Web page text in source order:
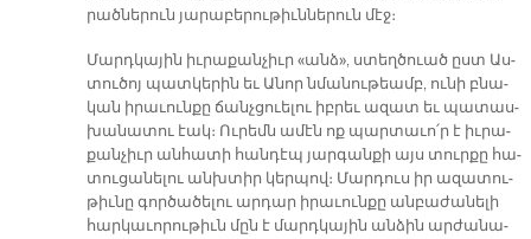
րած­նե­րուն յա­րա­բե­րու­թիւն­նե­րուն մէջ։
Մարդ­կա­յին իւ­րա­քան­չիւր «անձ», ստեղ­ծուած ըստ Աս­
տու­ծոյ պատ­կե­րին եւ Ա­նոր նմա­նու­թեամբ, ու­նի բնա­
կան ի­րա­ւուն­քը ճանչ­ցուե­լու իբ­րեւ ա­զատ եւ պա­տաս­
խա­նա­տու էակ։ Ու­րեմն ա­մէն ոք պար­տա­ւո՛ր է իւ­րա­
քան­չիւր ան­հա­տի հան­դէպ յար­գան­քի այս տուր­քը հա­
տու­ցա­նե­լու անխտիր կեր­պով։ Մար­դուս իր ա­զա­տու­
թիւ­նը գոր­ծա­ծե­լու ար­դար ի­րա­ւուն­քը ան­բա­ժա­նե­լի
հար­կա­ւո­րու­թիւն մըն է մարդ­կա­յին ան­ձին ար­ժա­նա­